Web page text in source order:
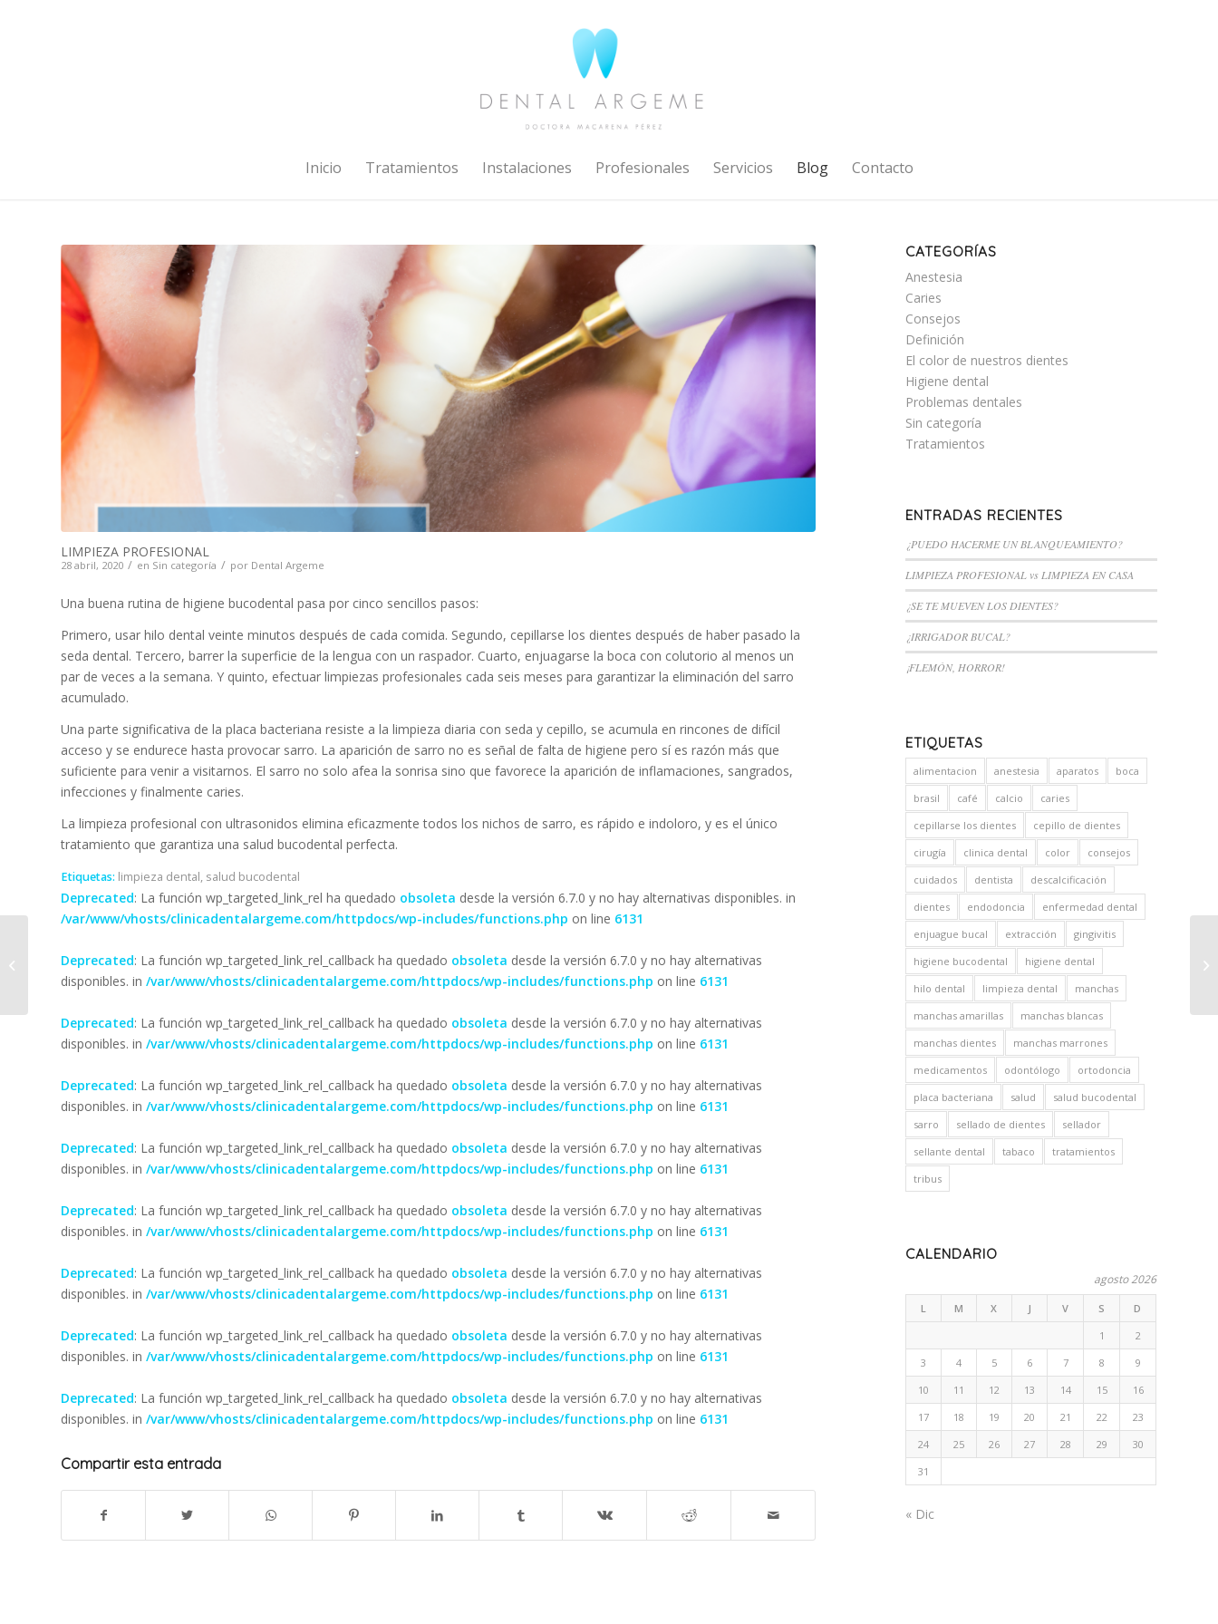
Inicio Tratamientos Instalaciones Profesionales Servicios Blog Contacto
LIMPIEZA PROFESIONAL
28 abril, 2020 / en Sin categoría / por Dental Argeme
Una buena rutina de higiene bucodental pasa por cinco sencillos pasos:
Primero, usar hilo dental veinte minutos después de cada comida. Segundo, cepillarse los dientes después de haber pasado la
seda dental. Tercero, barrer la superficie de la lengua con un raspador. Cuarto, enjuagarse la boca con colutorio al menos un
par de veces a la semana. Y quinto, efectuar limpiezas profesionales cada seis meses para garantizar la eliminación del sarro
acumulado.
Una parte significativa de la placa bacteriana resiste a la limpieza diaria con seda y cepillo, se acumula en rincones de difícil
acceso y se endurece hasta provocar sarro. La aparición de sarro no es señal de falta de higiene pero sí es razón más que
suficiente para venir a visitarnos. El sarro no solo afea la sonrisa sino que favorece la aparición de inflamaciones, sangrados,
infecciones y finalmente caries.
La limpieza profesional con ultrasonidos elimina eficazmente todos los nichos de sarro, es rápido e indoloro, y es el único
tratamiento que garantiza una salud bucodental perfecta.
Etiquetas: limpieza dental, salud bucodental
Deprecated: La función wp_targeted_link_rel ha quedado obsoleta desde la versión 6.7.0 y no hay alternativas disponibles. in
/var/www/vhosts/clinicadentalargeme.com/httpdocs/wp-includes/functions.php on line 6131
Deprecated: La función wp_targeted_link_rel_callback ha quedado obsoleta desde la versión 6.7.0 y no hay alternativas
disponibles. in /var/www/vhosts/clinicadentalargeme.com/httpdocs/wp-includes/functions.php on line 6131
Deprecated: La función wp_targeted_link_rel_callback ha quedado obsoleta desde la versión 6.7.0 y no hay alternativas
disponibles. in /var/www/vhosts/clinicadentalargeme.com/httpdocs/wp-includes/functions.php on line 6131
Deprecated: La función wp_targeted_link_rel_callback ha quedado obsoleta desde la versión 6.7.0 y no hay alternativas
disponibles. in /var/www/vhosts/clinicadentalargeme.com/httpdocs/wp-includes/functions.php on line 6131
Deprecated: La función wp_targeted_link_rel_callback ha quedado obsoleta desde la versión 6.7.0 y no hay alternativas
disponibles. in /var/www/vhosts/clinicadentalargeme.com/httpdocs/wp-includes/functions.php on line 6131
Deprecated: La función wp_targeted_link_rel_callback ha quedado obsoleta desde la versión 6.7.0 y no hay alternativas
disponibles. in /var/www/vhosts/clinicadentalargeme.com/httpdocs/wp-includes/functions.php on line 6131
Deprecated: La función wp_targeted_link_rel_callback ha quedado obsoleta desde la versión 6.7.0 y no hay alternativas
disponibles. in /var/www/vhosts/clinicadentalargeme.com/httpdocs/wp-includes/functions.php on line 6131
Deprecated: La función wp_targeted_link_rel_callback ha quedado obsoleta desde la versión 6.7.0 y no hay alternativas
disponibles. in /var/www/vhosts/clinicadentalargeme.com/httpdocs/wp-includes/functions.php on line 6131
Deprecated: La función wp_targeted_link_rel_callback ha quedado obsoleta desde la versión 6.7.0 y no hay alternativas
disponibles. in /var/www/vhosts/clinicadentalargeme.com/httpdocs/wp-includes/functions.php on line 6131
Compartir esta entrada
CATEGORÍAS
Anestesia
Caries
Consejos
Definición
El color de nuestros dientes
Higiene dental
Problemas dentales
Sin categoría
Tratamientos
ENTRADAS RECIENTES
¿PUEDO HACERME UN BLANQUEAMIENTO?
LIMPIEZA PROFESIONAL vs LIMPIEZA EN CASA
¿SE TE MUEVEN LOS DIENTES?
¿IRRIGADOR BUCAL?
¡FLEMÓN, HORROR!
ETIQUETAS
alimentacion anestesia aparatos
boca
brasil
café calcio
caries
cepillarse los dientes
cepillo de dientes
cirugía
clinica dental color
consejos
cuidados
dentista
descalcificación
dientes
endodoncia
enfermedad dental
enjuague bucal
extracción
gingivitis
higiene bucodental
higiene dental
hilo dental
limpieza dental
manchas
manchas amarillas
manchas blancas
manchas dientes
manchas marrones
medicamentos
odontólogo
ortodoncia
placa bacteriana
salud
salud bucodental
sarro
sellado de dientes
sellador
sellante dental
tabaco
tratamientos
tribus
CALENDARIO
agosto 2026
L M X J V S
D
1
2
3
4 5 6 7 8
9
10
11 12 13 14 15
16
17
18 19 20 21 22
23
24
25 26 27 28 29
30
31
« Dic
La xerostomía